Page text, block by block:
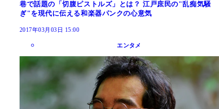
巷で話題の「切腹ピストルズ」とは？ 江戸庶民の"乱痴気騒
ぎ"を現代に伝える和楽器パンクの心意気
2017年03月03日 15:00
エンタメ